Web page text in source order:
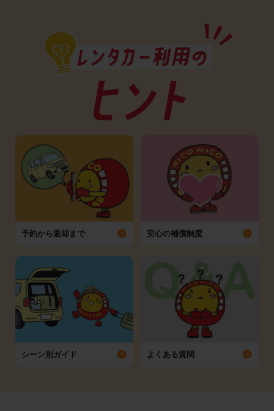
予約から返却まで 安心の補償制度
シーン別ガイド よくある質問